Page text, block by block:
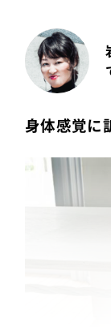
身体感覚に